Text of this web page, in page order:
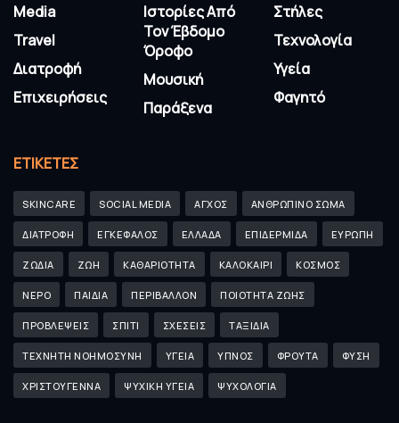
Media
Travel
Διατροφή
Επιχειρήσεις
Ιστορίες Από
Τον Έβδομο
Όροφο
Μουσική
Παράξενα
Στήλες
Τεχνολογία
Υγεία
Φαγητό
ΕΤΙΚΈΤΕΣ
SKINCARE SOCIAL MEDIA ΑΓΧΟΣ ΑΝΘΡΩΠΙΝΟ ΣΩΜΑ
ΔΙΑΤΡΟΦΗ ΕΓΚΕΦΑΛΟΣ ΕΛΛΑΔΑ ΕΠΙΔΕΡΜΙΔΑ ΕΥΡΩΠΗ
ΖΩΔΙΑ ΖΩΗ ΚΑΘΑΡΙΟΤΗΤΑ ΚΑΛΟΚΑΙΡΙ ΚΟΣΜΟΣ
ΝΕΡΟ ΠΑΙΔΙΑ ΠΕΡΙΒΑΛΛΟΝ ΠΟΙΟΤΗΤΑ ΖΩΗΣ
ΠΡΟΒΛΕΨΕΙΣ ΣΠΙΤΙ ΣΧΕΣΕΙΣ ΤΑΞΙΔΙΑ
ΤΕΧΝΗΤΗ ΝΟΗΜΟΣΥΝΗ ΥΓΕΙΑ ΥΠΝΟΣ ΦΡΟΥΤΑ ΦΥΣΗ
ΧΡΙΣΤΟΥΓΕΝΝΑ ΨΥΧΙΚΗ ΥΓΕΙΑ ΨΥΧΟΛΟΓΙΑ